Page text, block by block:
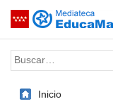
Saltar navegación
Palabra o frase:
Inicio